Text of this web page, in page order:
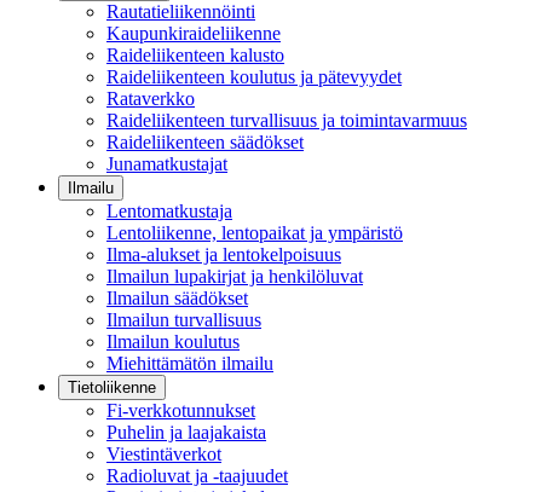
Rautatieliikennöinti
Kaupunkiraideliikenne
Raideliikenteen kalusto
Raideliikenteen koulutus ja pätevyydet
Rataverkko
Raideliikenteen turvallisuus ja toimintavarmuus
Raideliikenteen säädökset
Junamatkustajat
Ilmailu
Lentomatkustaja
Lentoliikenne, lentopaikat ja ympäristö
Ilma-alukset ja lentokelpoisuus
Ilmailun lupakirjat ja henkilöluvat
Ilmailun säädökset
Ilmailun turvallisuus
Ilmailun koulutus
Miehittämätön ilmailu
Tietoliikenne
Fi-verkkotunnukset
Puhelin ja laajakaista
Viestintäverkot
Radioluvat ja -taajuudet